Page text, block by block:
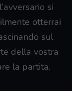
si
otterrai
sul
della vostra
la partita.